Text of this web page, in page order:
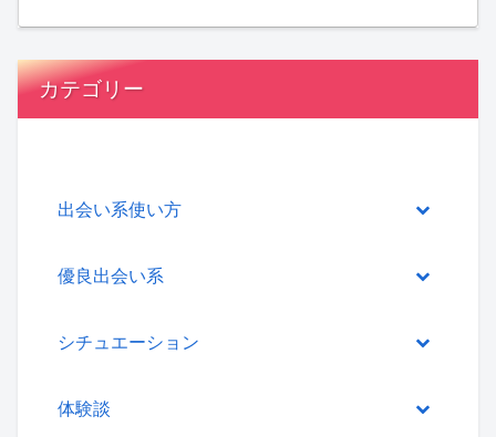
カテゴリー
出会い系使い方
優良出会い系
シチュエーション
体験談